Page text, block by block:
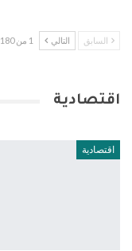
السابق التالي 1 من 3٬180
اقتصادية
اقتصادية